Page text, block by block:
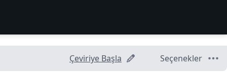
Çeviriye Başla
Seçenekler